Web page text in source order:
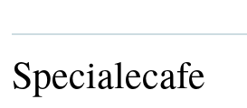
Specialecafe